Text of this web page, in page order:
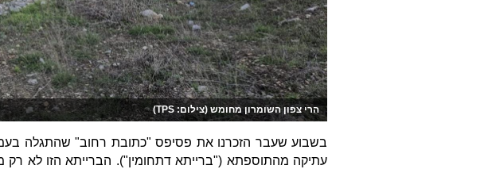
הרי צפון השומרון מחומש (צילום: TPS)
בשבוע שעבר הזכרנו את פסיפס "כתובת רחוב" שהתגלה
עתיקה מהתוספתא ("ברייתא דתחומין"). הברייתא הזו לא